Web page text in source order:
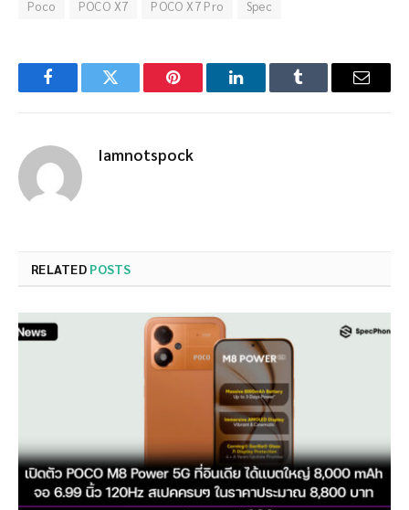
Poco POCO X7 POCO X7 Pro Spec
FacebookTwitter Pinterest LinkedInTumblr Email
Iamnotspock
RELATED POSTS